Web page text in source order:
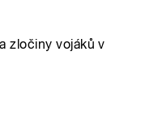
zločiny vojáků v